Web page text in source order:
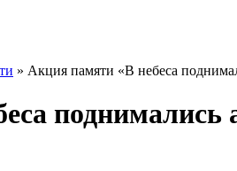
» Акция памяти «В небеса
поднимались